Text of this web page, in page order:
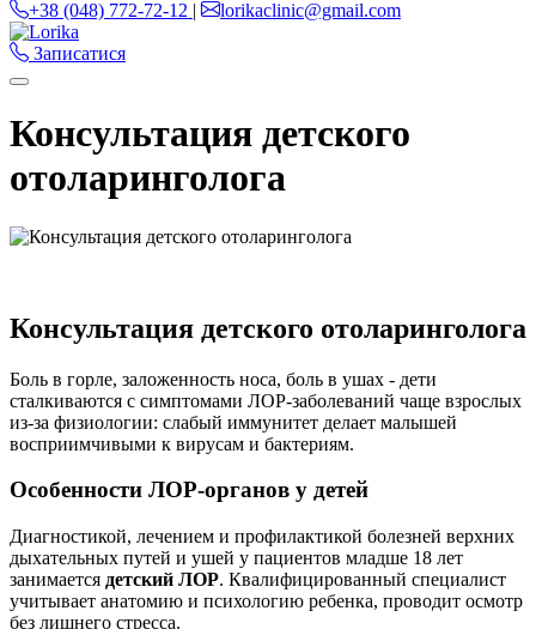
+38 (048) 772-72-12 | lorikaclinic@gmail.com
Записатися
Консультация детского
отоларинголога
Консультация детского отоларинголога
Боль в горле, заложенность носа, боль в ушах - дети
сталкиваются с симптомами ЛОР-заболеваний чаще взрослых
из-за физиологии: слабый иммунитет делает малышей
восприимчивыми к вирусам и бактериям.
Особенности ЛОР-органов у детей
Диагностикой, лечением и профилактикой болезней верхних
дыхательных путей и ушей у пациентов младше 18 лет
занимается детский ЛОР. Квалифицированный специалист
учитывает анатомию и психологию ребенка, проводит осмотр
без лишнего стресса.